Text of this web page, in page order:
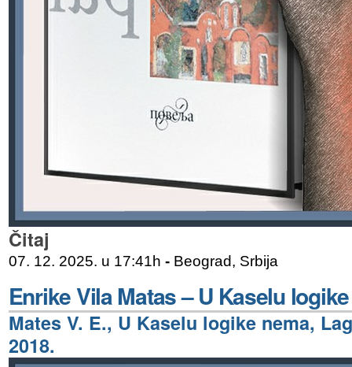
Čitaj
07. 12. 2025. u 17:41h - Beograd, Srbija
Enrike Vila Matas – U Kaselu
Mates V. E., U Kaselu logike nema,
2018.